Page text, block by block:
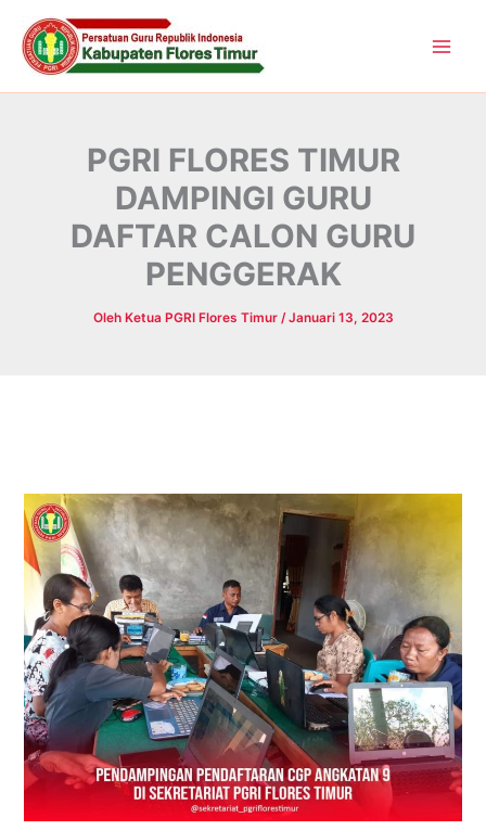
konten
PGRI FLORES TIMUR
DAMPINGI GURU
DAFTAR CALON GURU
PENGGERAK
Oleh Ketua PGRI Flores Timur /Januari 13, 2023